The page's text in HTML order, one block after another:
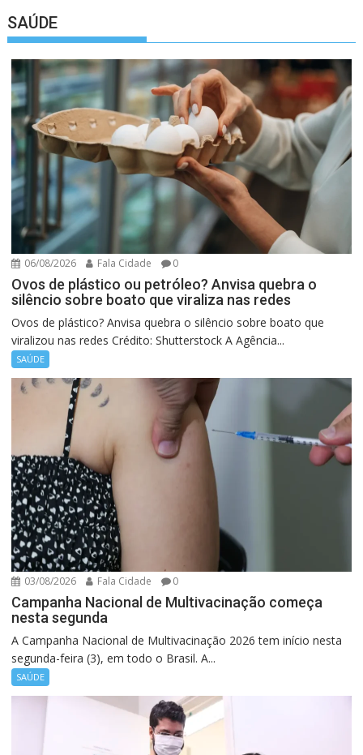
SAÚDE
06/08/2026 Fala Cidade 0
Ovos de plástico ou petróleo? Anvisa quebra o
silêncio sobre boato que viraliza nas redes
Ovos de plástico? Anvisa quebra o silêncio sobre boato que
viralizou nas redes Crédito: Shutterstock A Agência...
SAÚDE
03/08/2026 Fala Cidade 0
Campanha Nacional de Multivacinação começa
nesta segunda
A Campanha Nacional de Multivacinação 2026 tem início nesta
segunda-feira (3), em todo o Brasil. A...
SAÚDE